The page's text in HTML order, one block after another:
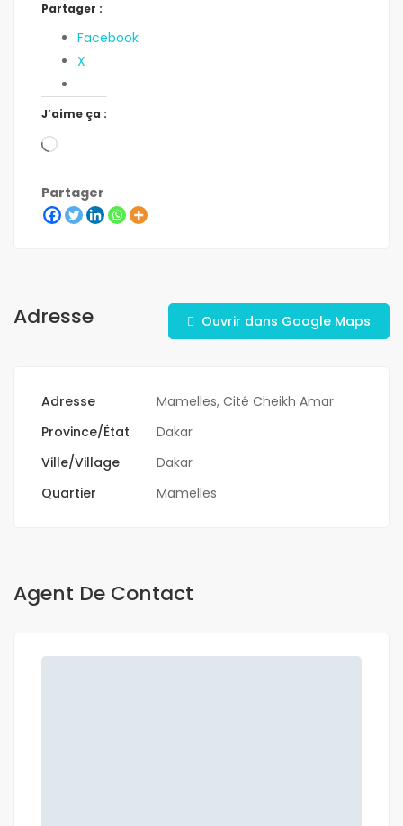
Partager :
Facebook
X
J’aime ça :
Partager
Adresse Ouvrir dans Google Maps
Adresse
Mamelles, Cité Cheikh Amar
Province/État
Dakar
Ville/Village
Dakar
Quartier
Mamelles
Agent De Contact